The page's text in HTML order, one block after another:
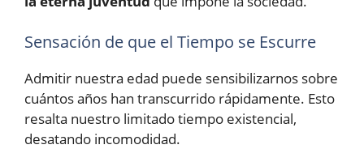
Sensación de que el Tiempo se Escurre
Admitir nuestra edad puede sensibilizarnos sobre
cuántos años han transcurrido rápidamente. Esto
resalta nuestro limitado tiempo existencial,
desatando incomodidad.